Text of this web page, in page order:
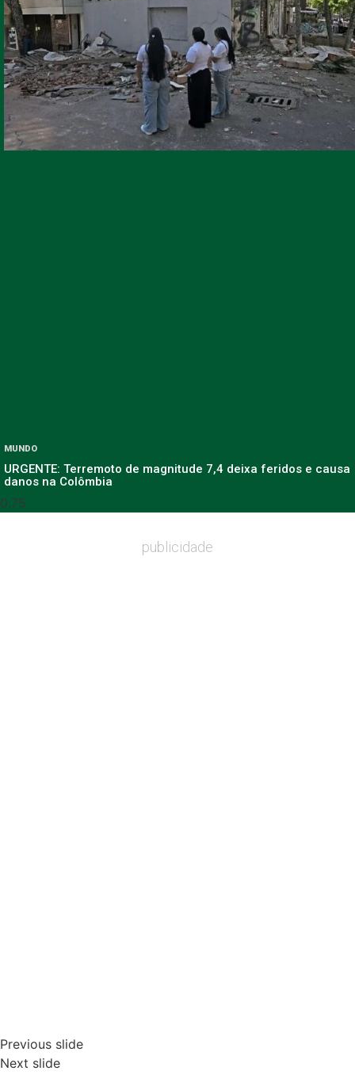
MUNDO
URGENTE: Terremoto de magnitude 7,4 deixa feridos e causa
danos na Colômbia
publicidade
Previous slide
Next slide